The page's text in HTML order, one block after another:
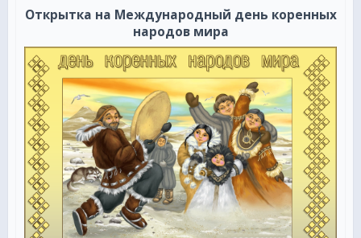
Коренных народов мира
Духи предков берегут.
***
Все народы коренные,
Принимайте поздравленья,
Этот день Международный,
Только ваш он без сомненья!
От души мы вам желаем,
Мира, счастья, и добра,
С праздником вас поздравляем,
В вашу честь кричим Ура-А!
***
Открытка на Международный день коренных
народов мира